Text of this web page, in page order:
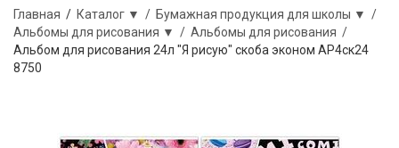
Главная / Каталог ▼ / Бумажная продукция для школы ▼ /
Альбомы для рисования ▼ / Альбомы для рисования /
Альбом для рисования 24л "Я рисую" скоба эконом АР4ск24
8750